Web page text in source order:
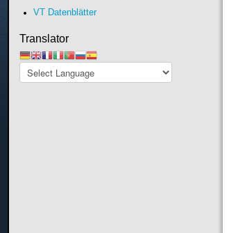
VT Datenblätter
Translator